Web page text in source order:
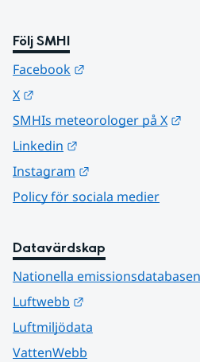
Följ SMHI
Facebook
X
SMHIs meteorologer på X
Linkedin
Instagram
Policy för sociala medier
Datavärdskap
Nationella emissionsdatabasen
Luftwebb
Luftmiljödata
VattenWebb